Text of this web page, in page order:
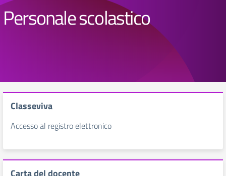
Personale scolastico
Classeviva
Accesso al registro elettronico
Carta del docente